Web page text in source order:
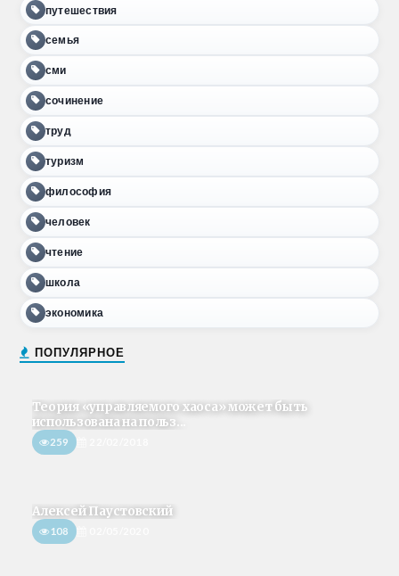
путешествия
семья
сми
сочинение
труд
туризм
философия
человек
чтение
школа
экономика
ПОПУЛЯРНОЕ
Теория «управляемого хаоса» может быть
использована на польз...
259
Алексей Паустовский
108